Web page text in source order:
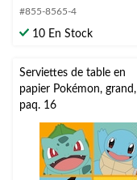
#855-8565-4
10 En Stock
Serviettes de table en
papier Pokémon, grand,
paq. 16